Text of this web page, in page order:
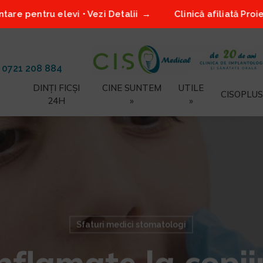
• Vezi Detalii Clinică afiliată Proiect Smile2 –
0721 208 884
DINȚI FICȘI
24H
CINE SUNTEM
»
UTILE
»
Sfaturi medici stomatologi